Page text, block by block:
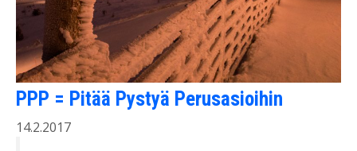
PPP = Pitää Pystyä Perusasioihin
14.2.2017